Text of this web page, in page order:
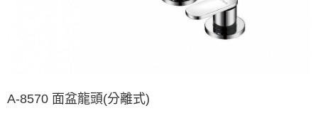
A-8570 面盆龍頭(分離式)